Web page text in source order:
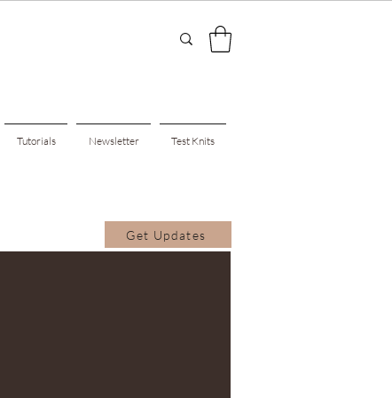
Tutorials Newsletter Test Knits
Get Updates